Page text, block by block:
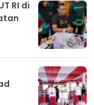
RI di